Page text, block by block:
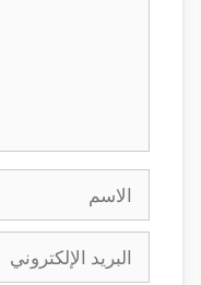
الاسم
البريد
الإلكتروني